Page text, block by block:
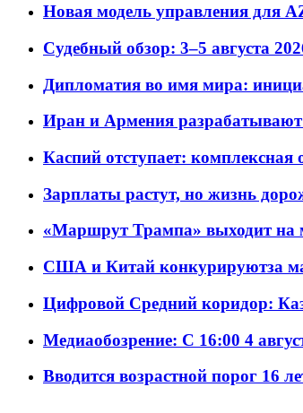
Новая модель управления для
Судебный обзор: 3–5 августа
Дипломатия во имя мира:
Иран и Армения разрабатывают
Каспий отступает: комплексная
Зарплаты растут, но жизнь
«Маршрут Трампа» выходит на
США и Китай конкурируютза
Цифровой Средний коридор:
Медиаобозрение: С 16:00 4
Вводится возрастной порог 16